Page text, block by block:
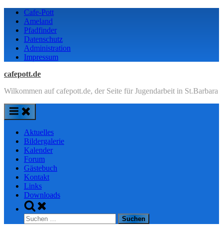
Skip
content
Cafe-Pott
Ameland
Pfadfinder
Datenschutz
Administration
Impressum
cafepott.de
Wilkommen auf cafepott.de, der Seite für Jugendarbeit in St.Barbara
Aktuelles
Bildergalerie
Kalender
Forum
Gästebuch
Kontakt
Links
Downloads
Toggle
search
form
Suchen
nach: